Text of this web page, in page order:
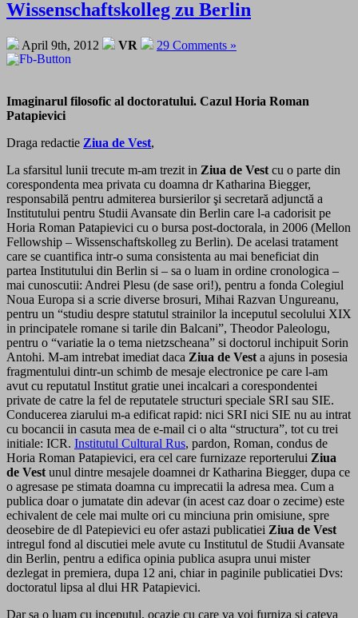
Wissenschaftskolleg zu Berlin
April 9th, 2012 VR 29 Comments »
Imaginarul filosofic al doctoratului. Cazul Horia Roman
Patapievici
Draga redactie Ziua de Vest,
La sfarsitul lunii trecute m-am trezit in Ziua de Vest cu o parte din
corespondenta mea privata cu doamna dr Katharina Biegger,
responsabilă pentru admiterea bursierilor şi secretară adjunctă a
Institutului pentru Studii Avansate din Berlin care l-a cadorisit pe
Horia Roman Patapievici cu o bursa post-doctorala, in 2006 (Mellon
Fellowship – Wissenschaftskolleg zu Berlin). De acelasi tratament
care se cuantifica intr-o suma consistenta au mai beneficiat din
partea Institutului din Berlin si – sa o luam in ordine cronologica –
mai cunoscutii: Andrei Plesu (de sase ori!), pentru a fonda Colegiul
Noua Europa si a scrie diverse brosuri, Mihai Razvan Ungureanu,
pentru un “studiu despre statutul strainilor la inceputul secolului XIX
in principatele romane si tarile din Balcani”, Theodor Paleologu,
pentru o “variatie la o tema nietzscheana” si doctorul inchipuit Sorin
Antohi. M-am intrebat imediat daca Ziua de Vest a ajuns in posesia
fragmentului dintr-un schimb de mesaje electronice pe care l-am
avut cu reputatul Institut gratie unei incalcari a corespondentei
private de catre la fel de reputatele structuri speciale SRI sau SIE.
Conducerea ziarului m-a edificat rapid: nici SRI nici SIE nu au intrat
cu bocancii in casuta mea de e-mail ci o alta “structura”, tot cu trei
initiale: ICR. Institutul Cultural Rus, pardon, Roman, condus de
Horia Roman Patapievici, era cel care furnizaze reporterului Ziua
de Vest unul dintre mesajele doamnei dr Katharina Biegger, dupa ce
o agresase pe stimata doamna cu imprecatii la adresa mea. Cum a
publica doar o jumatate din adevar (in acest caz doar o zecime) este
echivalent de cele mai multe ori cu minciuna prin omisiune, spre
deosebire de dl Patepievici eu ofer astazi publicatiei Ziua de Vest
intregul fond al discutiei mele avute cu Institutul de Studii Avansate
din Berlin, pentru a edifica opinia publica asupra unui mister
dezlegat in premiera, dupa 12 ani, chiar in paginile publicatiei Dvs:
doctoratul lipsa al dlui HR Patapievici.
Dar sa o luam cu inceputul, ocazie cu care va voi furniza si cateva